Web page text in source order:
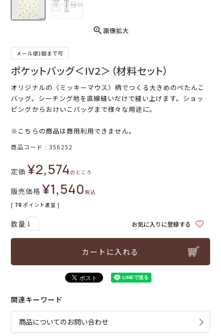
画像拡大
メール便1個まで可
ポケットバッグ＜IV2＞（材料セット）
オリジナルの〈ミッキーマウス〉柄でつくる大きめのぺたんこ
バッグ。シーチング地を直線縫いだけで縫い上げます。ショッ
ピングからおけいこバッグまで様々な用途に。
※こちらの商品は商用利用できません。
商品コード 356252
定価 ¥2,574 のところ
販売価格 ¥1,540税込
[ 70 ポイント進呈 ]
お気に入りに登録する
カートに入れる
関連キーワード
商品についてのお問い合わせ